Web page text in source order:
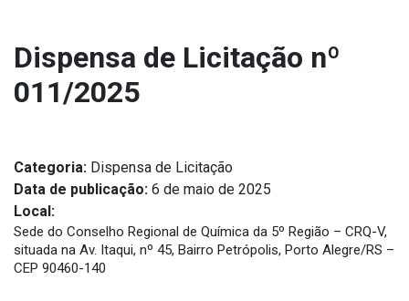
Dispensa de Licitação nº
011/2025
Categoria: Dispensa de Licitação
Data de publicação: 6 de maio de 2025
Local:
Sede do Conselho Regional de Química da 5º Região – CRQ-V,
situada na Av. Itaqui, nº 45, Bairro Petrópolis, Porto Alegre/RS –
CEP 90460-140